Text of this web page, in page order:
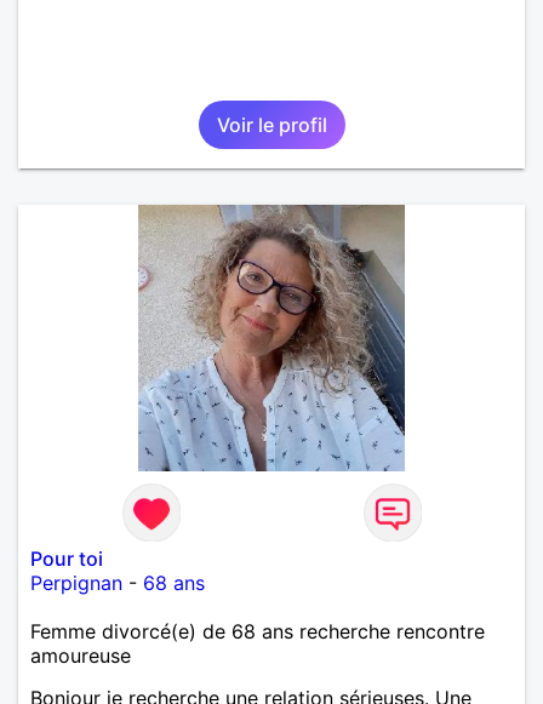
Voir le profil
Pour toi
Perpignan - 68 ans
Femme divorcé(e) de 68 ans recherche rencontre
amoureuse
Bonjour je recherche une relation sérieuses. Une